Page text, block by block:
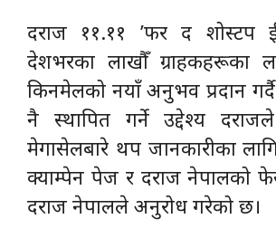
दराज ११.११ ’फर द शोस्टप
देशभरका लाखौँ ग्राहकहरूका
किनमेलको नयाँ अनुभव प्रदान गर्दै
नै स्थापित गर्ने उद्देश्य
मेगासेलबारे थप जानकारीका
क्याम्पेन पेज र दराज नेपालको
दराज नेपालले अनुरोध गरेको छ।